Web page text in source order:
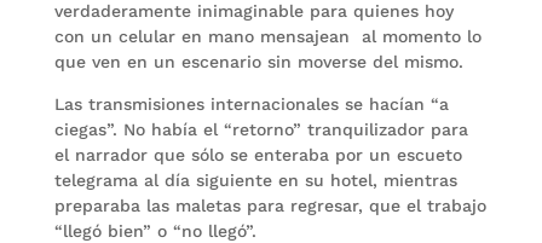
verdaderamente inimaginable para quienes hoy
con un celular en mano mensajean al momento lo
que ven en un escenario sin moverse del mismo.
Las transmisiones internacionales se hacían “a
ciegas”. No había el “retorno” tranquilizador para
el narrador que sólo se enteraba por un escueto
telegrama al día siguiente en su hotel, mientras
preparaba las maletas para regresar, que el trabajo
“llegó bien” o “no llegó”.